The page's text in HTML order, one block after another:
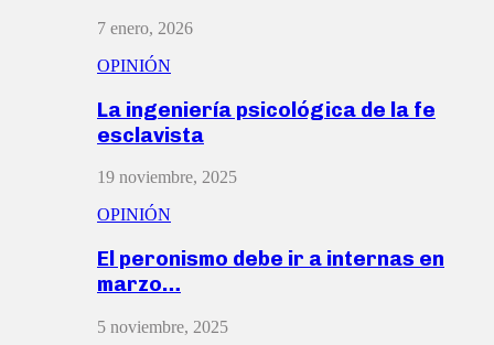
7 enero, 2026
OPINIÓN
La ingeniería psicológica de la fe
esclavista
19 noviembre, 2025
OPINIÓN
El peronismo debe ir a internas en
marzo…
5 noviembre, 2025